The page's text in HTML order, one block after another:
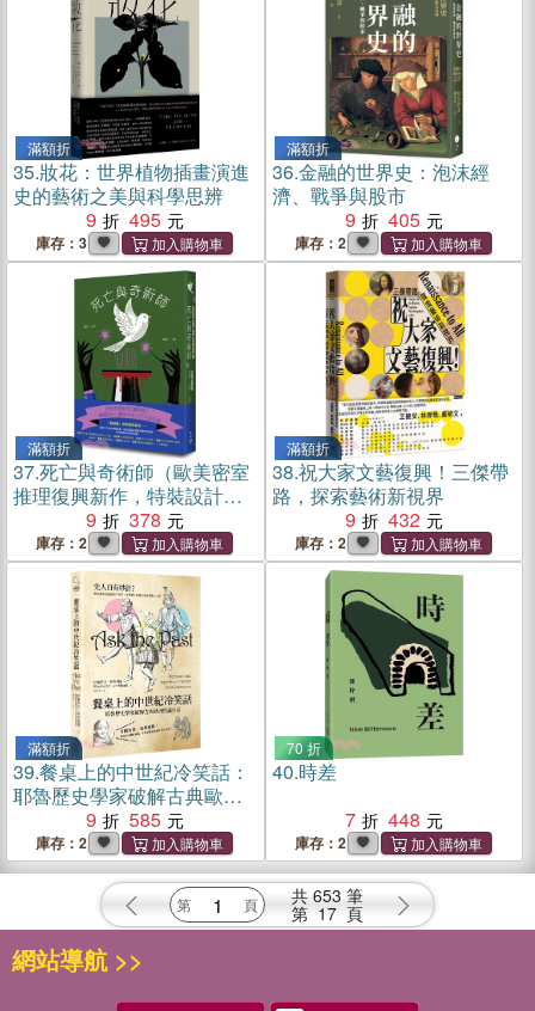
滿額折
35.妝花：世界植物插畫演進
史的藝術之美與科學思辨
9
495
庫存：3
滿額折
36.金融的世界史：泡沫經
濟、戰爭與股市
9
405
庫存：2
滿額折
37.死亡與奇術師（歐美密室
推理復興新作，特裝設計
「解謎篇」機密袋封）
9 378
庫存：2
滿額折
38.祝大家文藝復興！三傑帶
路，探索藝術新視界
9
432
庫存：2
滿額折
39.餐桌上的中世紀冷笑話：
耶魯歷史學家破解古典歐洲
怪誕生活9 585
庫存：2
70 折
40.時差
7
448
庫存：2
共 653 筆
第 17 頁
網站導航 >>